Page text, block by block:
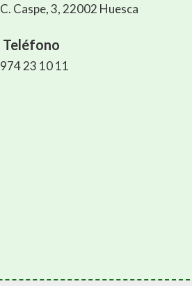
C. Caspe, 3, 22002 Huesca
Teléfono
974 23 10 11